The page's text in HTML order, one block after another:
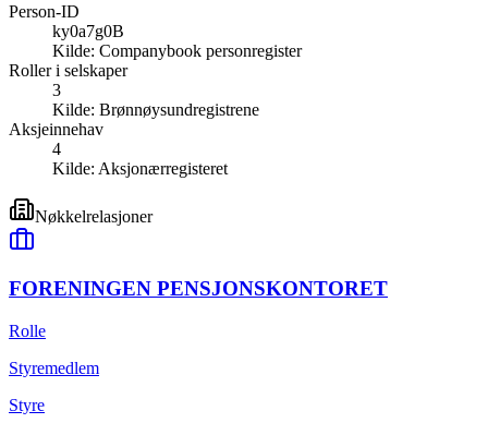
Person-ID
ky0a7g0B
Kilde: Companybook personregister
Roller i selskaper
3
Kilde: Brønnøysundregistrene
Aksjeinnehav
4
Kilde: Aksjonærregisteret
Nøkkelrelasjoner
FORENINGEN PENSJONSKONTORET
Rolle
Styremedlem
Styre